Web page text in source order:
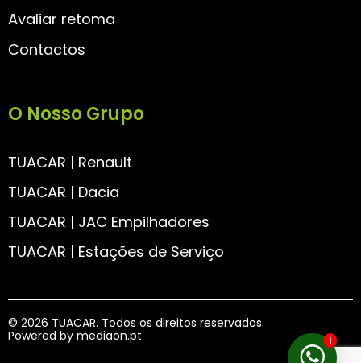
Avaliar retoma
Contactos
O Nosso Grupo
TUACAR | Renault
TUACAR | Dacia
TUACAR | JAC Empilhadores
TUACAR | Estações de Serviço
© 2026 TUACAR. Todos os direitos reservados.
Powered by mediaon.pt 1